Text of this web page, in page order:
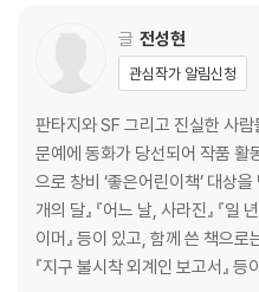
글 전성현
관심작가 알림신청
판타지와 SF 그리고 진실한 사
문예에 동화가 당선되어 작품 활
으로 창비 ‘좋은어린이책’ 대상을
개의 달』 『어느 날, 사라진』 『일
이머』 등이 있고, 함께 쓴 책으로
『지구 불시착 외계인 보고서』 등